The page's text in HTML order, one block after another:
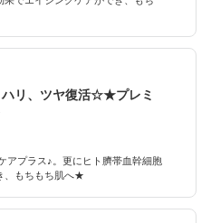
ハリ、ツヤ復活☆★プレミ
アプラス♪。更にヒト臍帯血幹細胞
、もちもち肌へ★